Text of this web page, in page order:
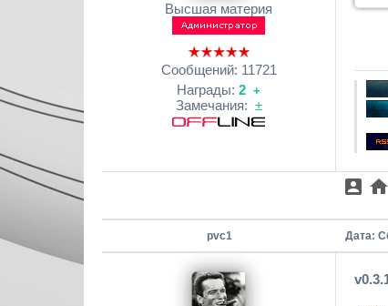
Высшая материя
Сообщений: 11721
Награды: 2 +
Замечания: ±
pvc1 Дата: